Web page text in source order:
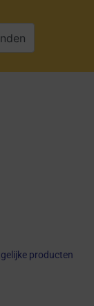
producten